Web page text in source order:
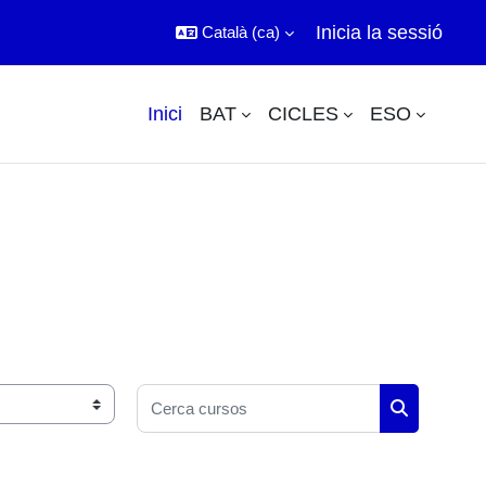
Català ‎(ca)‎ Inicia la sessió
Inici BAT CICLES ESO
Cerca cursos